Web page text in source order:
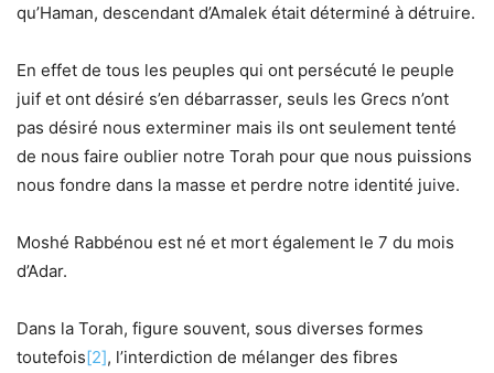
qu’Haman, descendant d’Amalek était déterminé à détruire.
En effet de tous les peuples qui ont persécuté le peuple
juif et ont désiré s’en débarrasser, seuls les Grecs n’ont
pas désiré nous exterminer mais ils ont seulement tenté
de nous faire oublier notre Torah pour que nous puissions
nous fondre dans la masse et perdre notre identité juive.
Moshé Rabbénou est né et mort également le 7 du mois
d’Adar.
Dans la Torah, figure souvent, sous diverses formes
toutefois[2], l’interdiction de mélanger des fibres